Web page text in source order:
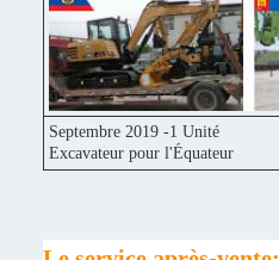
Septembre 2019 -1 Unité
Excavateur pour l'Équateur